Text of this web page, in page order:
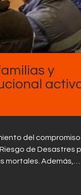
y
del
de Desastres
mortales. Además,…